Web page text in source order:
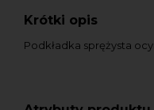
Krótki opis
Podkładka sprężysta